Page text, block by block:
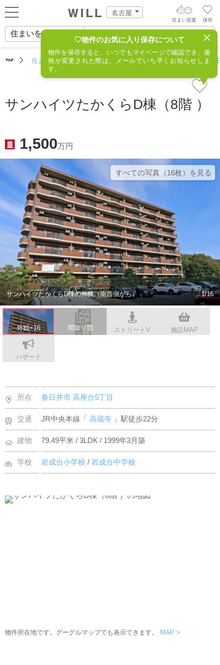
名古屋
ログイン
新規会員登録
住まいをつくる
町を知る
店舗案内
スタッフ紹介
会社案内
保存
住まい提案
住まいをさがす
住まいをさがす
住まい事例をさが
営業所をさがす
スタッフをさがす
AIウィルくんの提案
AI住まい提案を受ける
価格査定を依頼する
相場データを依頼する
住まいをさがす（名古屋） 住所からさがす 不動産(春
♡物件のお気に入り保存について
物件を保存すると、いつでもマイページで確認でき、価
格が変更された際は、メールでいち早くお知らせしま
す。
サンハイツたかくらD棟（8階 ）
1,500万円
すべての写真（16枚）を⾒る
サンハイツたかくらD棟の外観（南西側から） 1/16
外観×16 間取り図 ストリートV 施設MAP
ハザード
所在 春日井市高座台5丁目
交通 JR中央本線「高蔵寺 」駅徒歩22分
建物 79.49平米 / 3LDK / 1999年3月築
学校 岩成台小学校/岩成台中学校
物件所在地です。グーグルマップでも表示できます。 MAP >